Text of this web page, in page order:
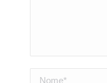
Nome *